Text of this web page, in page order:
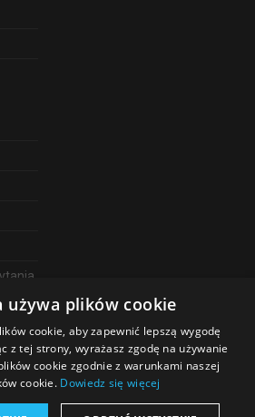
używa plików cookie
cookie, aby zapewnić lepszą wygodę
z tej strony, wyrażasz zgodę na używanie
cookie zgodnie z warunkami naszej
cookie. Dowiedz się więcej